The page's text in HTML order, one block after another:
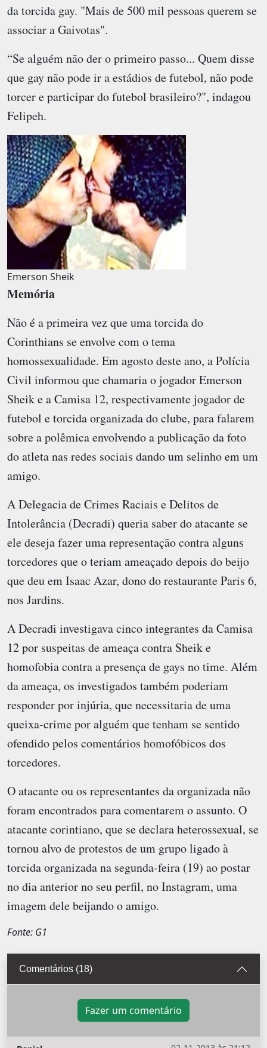
da torcida gay. "Mais de 500 mil pessoas querem se
associar a Gaivotas".
“Se alguém não der o primeiro passo... Quem disse
que gay não pode ir a estádios de futebol, não pode
torcer e participar do futebol brasileiro?", indagou
Felipeh.
Emerson Sheik
Memória
Não é a primeira vez que uma torcida do
Corinthians se envolve com o tema
homossexualidade. Em agosto deste ano, a Polícia
Civil informou que chamaria o jogador Emerson
Sheik e a Camisa 12, respectivamente jogador de
futebol e torcida organizada do clube, para falarem
sobre a polêmica envolvendo a publicação da foto
do atleta nas redes sociais dando um selinho em um
amigo.
A Delegacia de Crimes Raciais e Delitos de
Intolerância (Decradi) queria saber do atacante se
ele deseja fazer uma representação contra alguns
torcedores que o teriam ameaçado depois do beijo
que deu em Isaac Azar, dono do restaurante Paris 6,
nos Jardins.
A Decradi investigava cinco integrantes da Camisa
12 por suspeitas de ameaça contra Sheik e
homofobia contra a presença de gays no time. Além
da ameaça, os investigados também poderiam
responder por injúria, que necessitaria de uma
queixa-crime por alguém que tenham se sentido
ofendido pelos comentários homofóbicos dos
torcedores.
O atacante ou os representantes da organizada não
foram encontrados para comentarem o assunto. O
atacante corintiano, que se declara heterossexual, se
tornou alvo de protestos de um grupo ligado à
torcida organizada na segunda-feira (19) ao postar
no dia anterior no seu perfil, no Instagram, uma
imagem dele beijando o amigo.
Fonte: G1
Comentários (18)
Fazer um comentário